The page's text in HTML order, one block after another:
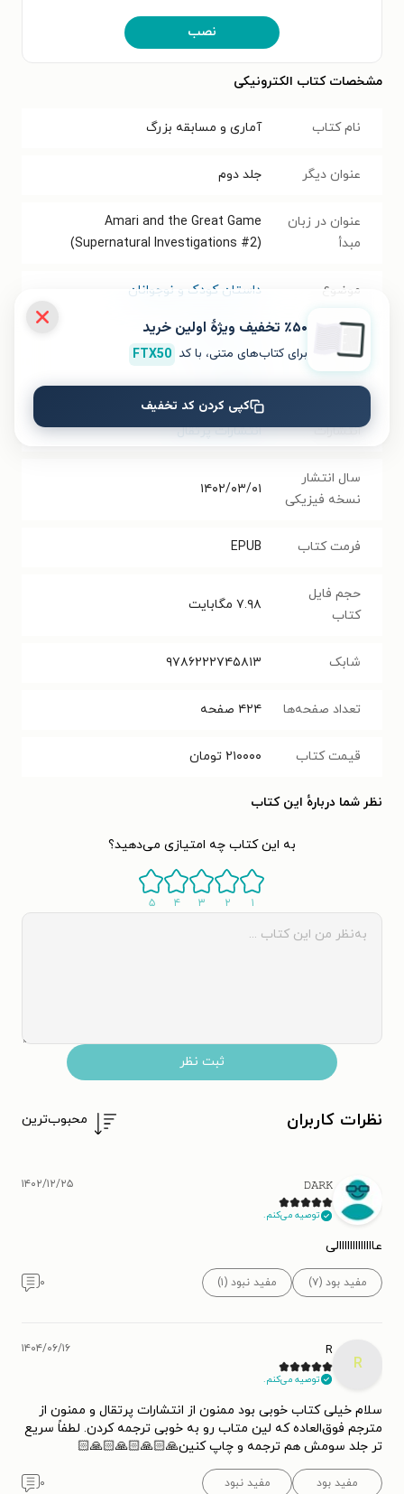
نصب
مشخصات کتاب الکترونیکی
نام کتاب آماری و مسابقه بزرگ
عنوان دیگر جلد دوم
عنوان در زبان
مبدأ
Amari and the Great Game
(Supernatural Investigations #2)
موضوع داستان کودک و نوجوانان
بی. بی. آلستن
مترجم آزاده حسنی
انتشارات انتشارات پرتقال
سال انتشار
نسخه فیزیکی
۱۴۰۲/۰۳/۰۱
فرمت کتاب EPUB
حجم فایل
کتاب
۷.۹۸ مگابایت
شابک ۹۷۸۶۲۲۲۷۴۵۸۱۳
تعداد صفحه‌ها ۴۲۴ صفحه
قیمت کتاب ۲۱۰۰۰۰ تومان
نظر شما دربارهٔ این کتاب
به این کتاب چه امتیازی می‌دهید؟
۱ ۲ ۳ ۴ ۵
ثبت نظر
نظرات کاربران محبوب‌ترین
𝙳𝙰𝚁𝙺
توصیه می‌کنم.
۱۴۰۲/۱۲/۲۵
عااااااااااااالی
مفید بود (۷) مفید نبود (۱) ۰
R
R
توصیه می‌کنم.
۱۴۰۴/۰۶/۱۶
سلام خیلی کتاب خوبی بود ممنون از انتشارات پرتقال و ممنون از
مترجم فوق‌العاده که لین متاب رو به خوبی ترجمه کردن. لطفاً سریع
تر جلد سومش هم ترجمه و چاپ کنین🙏🏻🙏🏻🙏🏻🙏🏻
مفید بود مفید نبود ۰
٪۵۰ تخفیف ویژۀ اولین خرید
برای کتاب‌های متنی، با کد FTX50
کپی کردن کد تخفیف